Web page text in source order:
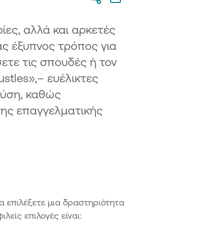
αλλά και αρκετές
έξυπνος τρόπος για
τις σπουδές ή τον
ευέλικτες
καθώς
επαγγελματικής
επιλέξετε μια δραστηριότητα
επιλογές είναι: